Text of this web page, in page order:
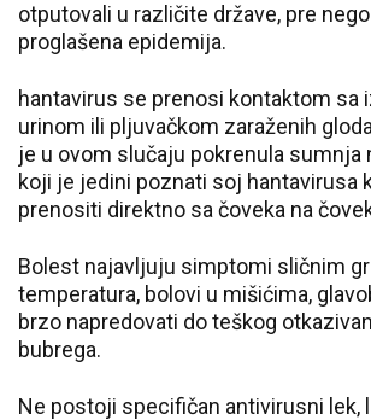
otputovali u različite države, pre
proglašena epidemija.
hantavirus se prenosi kontaktom sa
urinom ili pljuvačkom zaraženih
je u ovom slučaju pokrenula sumnja
koji je jedini poznati soj hantavirusa
prenositi direktno sa čoveka na
Bolest najavljuju simptomi sličnim
temperatura, bolovi u mišićima,
brzo napredovati do teškog
bubrega.
Ne postoji specifičan antivirusni lek,